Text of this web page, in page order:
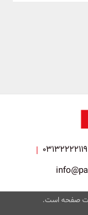
03132222119
|
صفحه است.